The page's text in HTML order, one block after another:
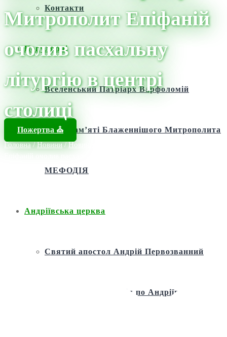
Контакти
Популярні
Вселенський Патріарх Варфоломій
Фонд пам’яті Блаженнішого Митрополита
МЕФОДІЯ
Андріївська церква
Святий апостол Андрій Первозванний
Віртуальна екскурсія по Андріївській
Пожертва ⛪️
Митрополит Епіфаній
очолив пасхальну
літургію в центрі
столиці
Головна / Новини / Новини